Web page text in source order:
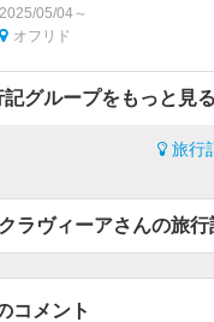
2025/05/04～
オフリド
記グループをもっと見
旅行
ラヴィーアさんの旅行
コメント